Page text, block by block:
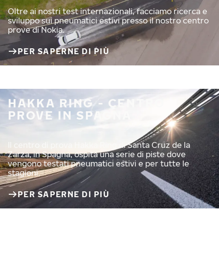
Oltre ai nostri test internazionali, facciamo ricerca e
sviluppo sui pneumatici estivi presso il nostro centro
prove di Nokia.
PER SAPERNE DI PIÙ
HAKKA RING - CENTRO
PROVE IN SPAGNA
Il centro di prova Hakka Ring di Santa Cruz de la
Zarza, in Spagna, ospita una serie di piste dove
vengono testati pneumatici estivi e per tutte le
stagioni.
PER SAPERNE DI PIÙ